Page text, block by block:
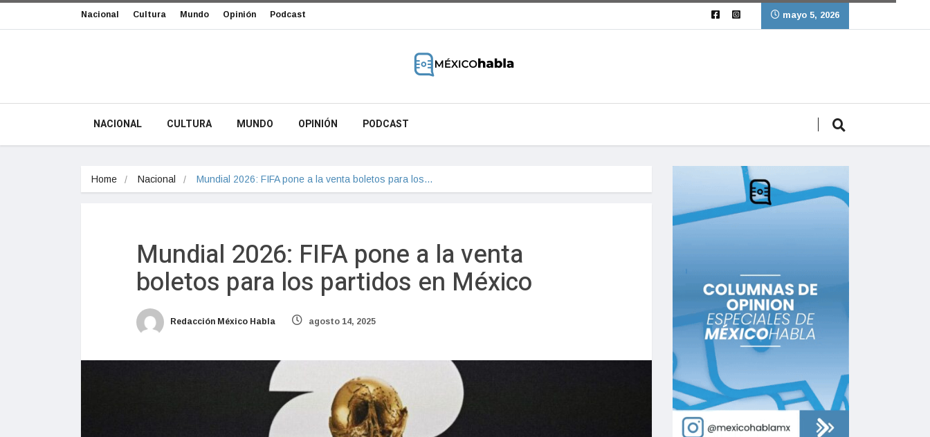
Nacional Cultura Mundo Opinión Podcast mayo 5, 2026
NACIONAL CULTURA MUNDO OPINIÓN PODCAST
Home Nacional Mundial 2026: FIFA pone a la venta boletos para los…
Mundial 2026: FIFA pone a la venta
boletos para los partidos en México
Redacción México Habla agosto 14, 2025